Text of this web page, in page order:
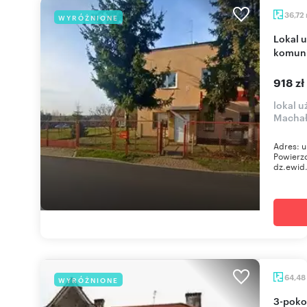
WYRÓŻNIONE 36,72
Lokal użytkowy 36,72 m2 - blisko usług i
918 zł
lokal
Adres:
WYRÓŻNIONE 64,48
3-pokojowe mieszkanie z dostępem do strychu -